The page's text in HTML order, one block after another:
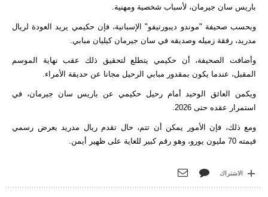
باريس سان جيرمان، لأسباب شخصية ومهنية.
وبحسب صحيفة "موندو ديبورتيفو" الإسبانية، فإن حكيمي يريد العودة لريال
مدريد، رفقة زميله وصديقه في سان جيرمان كيليان مبابي.
وأضافت الصحيفة، أن حكيمي يتطلع لتحقيق ذلك عقب نهاية الموسم
المقبل، عندما يكون بمقدور مبابي الرحيل مجانا عن حديقة الأمراء.
ويكمن العائق الوحيد أمام رحيل حكيمي عن باريس سان جيرمان، في
استمرار عقده حتى 2026.
ومع ذلك، فإن الأمور يمكن أن تتم، حال تقدم ريال مدريد بعرض رسمي
قيمته 70 مليون يورو، وهو رقم كبير للغاية على ظهير أيمن.
الاشتراك